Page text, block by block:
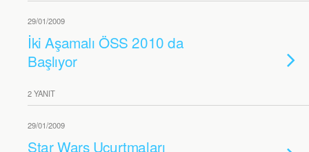
29/01/2009
İki Aşamalı ÖSS 2010 da
Başlıyor
2 YANIT
29/01/2009
Star Wars Uçurtmaları